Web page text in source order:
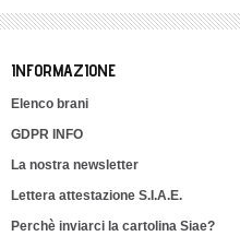
INFORMAZIONE
Elenco brani
GDPR INFO
La nostra newsletter
Lettera attestazione S.I.A.E.
Perchè inviarci la cartolina Siae?